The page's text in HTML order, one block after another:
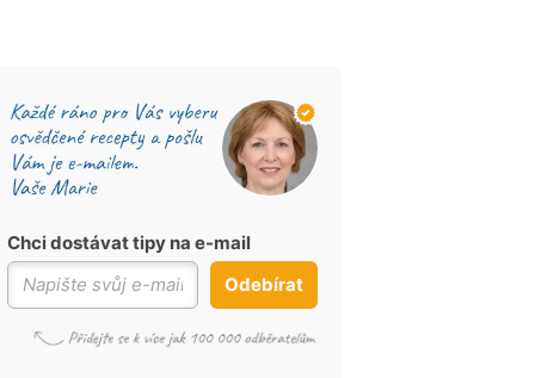
Chci dostávat tipy na e-mail
Odebírat